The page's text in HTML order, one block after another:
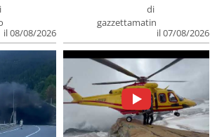
il 08/08/2026
di
gazzettamatin
il 07/08/2026